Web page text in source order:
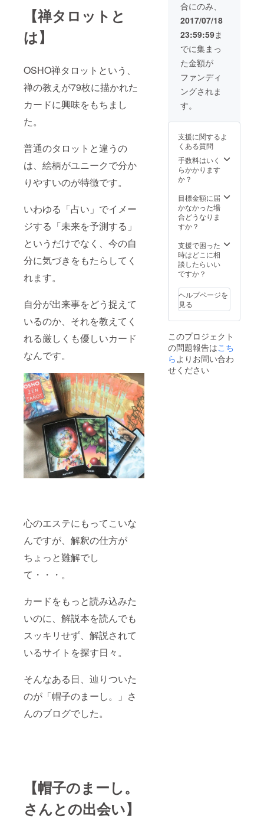
【禅タロットと
は】
OSHO禅タロットという、
禅の教えが79枚に描かれた
カードに興味をもちまし
た。
普通のタロットと違うの
は、絵柄がユニークで分か
りやすいのが特徴です。
いわゆる「占い」でイメー
ジする「未来を予測する」
というだけでなく、今の自
分に気づきをもたらしてく
れます。
自分が出来事をどう捉えて
いるのか、それを教えてく
れる厳しくも優しいカード
なんです。
心のエステにもってこいな
んですが、解釈の仕方が
ちょっと難解でし
て・・・。
カードをもっと読み込みた
いのに、解説本を読んでも
スッキリせず、解説されて
いるサイトを探す日々。
そんなある日、辿りついた
のが「帽子のまーし。」さ
んのブログでした。
【帽子のまーし。
さんとの出会い】
し。さ
んがあ
なたの
前世を
リー
ディン
グし、
メール
でお伝
えしま
を参考
確認の
上 支援
お願い
しま
です。
③帽子
のまー
タロッ
トを1枚
引き
し、あ
アドバ
イスを
お送り
しま
能であ
れば現
状をお
伝えく
ださ
や、そ
の後の
交流の
ために
LINEア
カウン
トを交
換をお
願いし
ます」
す。 ・
リター
ンであ
るモニ
ター様
とセッ
するこ
とがで
きま
す。 ※
「受講
はした
いけど
人を
ション
する気
はあり
ませ
いう場
合も受
講可能
です。
その旨
合にのみ、
2017/07/18
23:59:59ま
でに集まっ
た金額が
ファンディ
ングされま
す。
支援に関するよ
くある質問
手数料はいく
らかかります
か？
目標金額に届
かなかった場
合どうなりま
すか？
支援で困った
時はどこに相
談したらいい
ですか？
ヘルプページを
見る
このプロジェクト
の問題報告はこち
ら よりお問い合わ
せください